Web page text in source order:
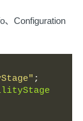
、Configuration
;